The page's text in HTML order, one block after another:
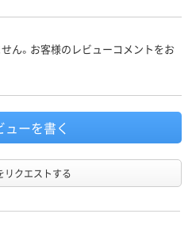
ん。お客様のレビューコメントをお
ューを書く
リクエストする